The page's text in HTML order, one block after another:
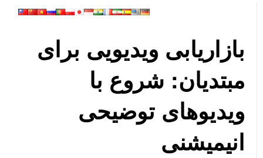
بازاریابی ویدیویی برای
مبتدیان: شروع با
ویدیوهای توضیحی
انیمیشنی